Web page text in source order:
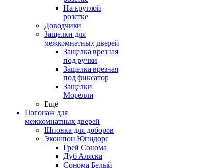
На круглой
розетке
Доводчики
Защелки для
межкомнатных дверей
Защелка врезная
под ручки
Защелка врезная
под фиксатор
Защелки
Морелли
Ещё
Погонаж для
межкомнатных дверей
Шпонка для доборов
Экошпон Юнидорс
Грей Сонома
Дуб Аляска
Сонома Белый